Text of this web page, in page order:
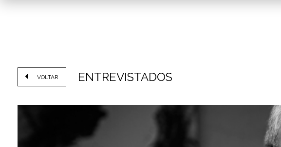
VOLTAR ENTREVISTADOS